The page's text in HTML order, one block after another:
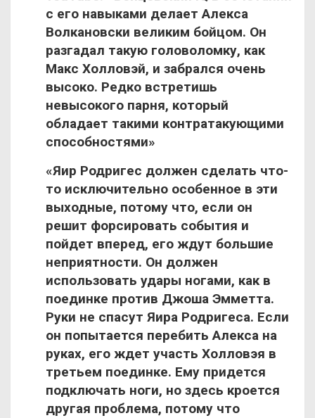
с его навыками делает Алекса
Волкановски великим бойцом. Он
разгадал такую головоломку, как
Макс Холловэй, и забрался очень
высоко. Редко встретишь
невысокого парня, который
обладает такими контратакующими
способностями»
«Яир Родригес должен сделать что-
то исключительно особенное в эти
выходные, потому что, если он
решит форсировать события и
пойдет вперед, его ждут большие
неприятности. Он должен
использовать удары ногами, как в
поединке против Джоша Эмметта.
Руки не спасут Яира Родригеса. Если
он попытается перебить Алекса на
руках, его ждет участь Холловэя в
третьем поединке. Ему придется
подключать ноги, но здесь кроется
другая проблема, потому что